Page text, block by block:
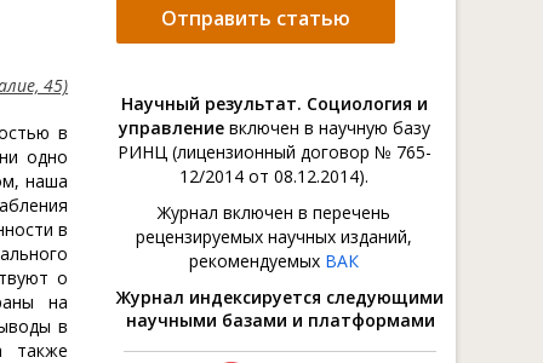
45)
в
одно
наша
в
о
на
в
также
Отправить статью
Научный результат. Социология и
управлениевключен в научную базу
РИНЦ (лицензионный договор № 765-
12/2014 от 08.12.2014).
Журнал включен в перечень
рецензируемых научных изданий,
рекомендуемых ВАК
Журнал индексируется следующими
научными базами и платформами